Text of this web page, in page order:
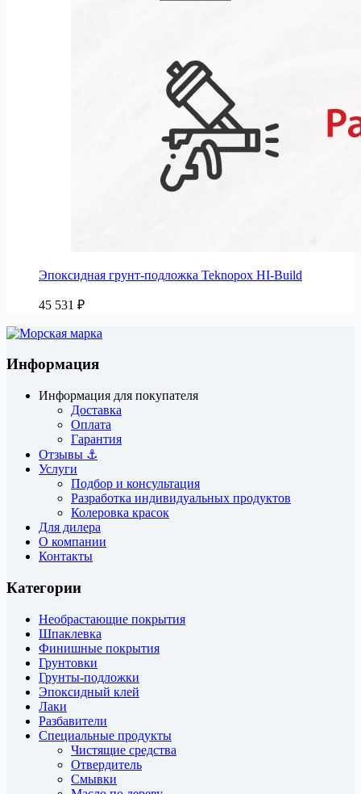
Эпоксидная грунт-подложка Teknopox HI-Build
45 531 ₽
Информация
Информация для покупателя
Доставка
Оплата
Гарантия
Отзывы ⚓
Услуги
Подбор и консультация
Разработка индивидуальных продуктов
Колеровка красок
Для дилера
О компании
Контакты
Категории
Необрастающие покрытия
Шпаклевка
Финишные покрытия
Грунтовки
Грунты-подложки
Эпоксидный клей
Лаки
Разбавители
Специальные продукты
Чистящие средства
Отвердитель
Смывки